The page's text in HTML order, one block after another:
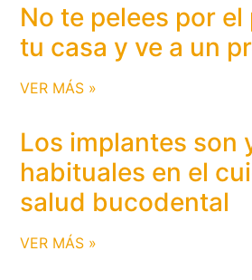
No te pelees por
tu casa y ve a un
VER MÁS »
Los implantes son
habituales en el
salud bucodental
VER MÁS »